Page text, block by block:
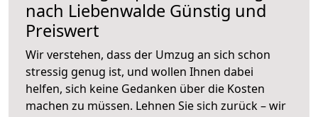
nach Liebenwalde Günstig und
Preiswert
Wir verstehen, dass der Umzug an sich schon
stressig genug ist, und wollen Ihnen dabei
helfen, sich keine Gedanken über die Kosten
machen zu müssen. Lehnen Sie sich zurück – wir